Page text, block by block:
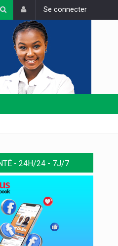
Se connecter
- 24H/24 - 7J/7